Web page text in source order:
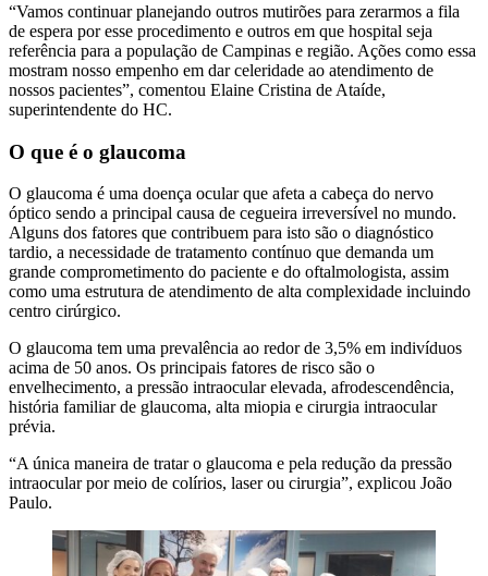
“Vamos continuar planejando outros mutirões para zerarmos a fila
de espera por esse procedimento e outros em que hospital seja
referência para a população de Campinas e região. Ações como essa
mostram nosso empenho em dar celeridade ao atendimento de
nossos pacientes”, comentou Elaine Cristina de Ataíde,
superintendente do HC.
O que é o glaucoma
O glaucoma é uma doença ocular que afeta a cabeça do nervo
óptico sendo a principal causa de cegueira irreversível no mundo.
Alguns dos fatores que contribuem para isto são o diagnóstico
tardio, a necessidade de tratamento contínuo que demanda um
grande comprometimento do paciente e do oftalmologista, assim
como uma estrutura de atendimento de alta complexidade incluindo
centro cirúrgico.
O glaucoma tem uma prevalência ao redor de 3,5% em indivíduos
acima de 50 anos. Os principais fatores de risco são o
envelhecimento, a pressão intraocular elevada, afrodescendência,
história familiar de glaucoma, alta miopia e cirurgia intraocular
prévia.
“A única maneira de tratar o glaucoma e pela redução da pressão
intraocular por meio de colírios, laser ou cirurgia”, explicou João
Paulo.